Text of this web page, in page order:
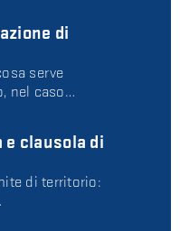
di
serve
nel caso…
e clausola di
di territorio: